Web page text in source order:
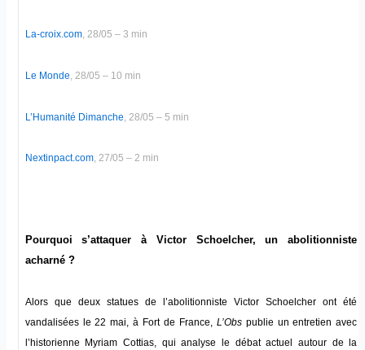
La-croix.com, 28/05 – 3 min
Le Monde, 28/05 – 10 min
L’Humanité Dimanche , 28/05 – 5 min
Nextinpact.com, 27/05 – 2 min
Pourquoi s’attaquer à Victor Schoelcher, un abolitionniste
acharné ?
Alors que deux statues de l’abolitionniste Victor Schoelcher ont été
vandalisées le 22 mai, à Fort de France, L’Obspublie un entretien avec
l’historienne Myriam Cottias, qui analyse le débat actuel autour de la